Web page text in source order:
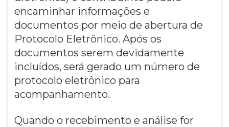
encaminhar informações e
documentos por meio de abertura de
Protocolo Eletrônico. Após os
documentos serem devidamente
incluídos, será gerado um número de
protocolo eletrônico para
acompanhamento.
Quando o recebimento e análise for